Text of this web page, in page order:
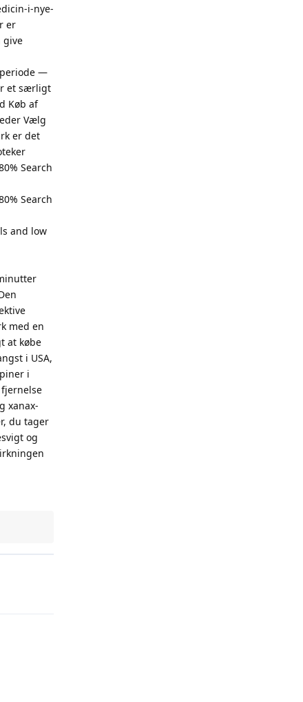
i-nye-
er
give
—
et særligt
Køb af
Vælg
er det
Search
Search
and low
med en
at købe
i USA,
i
xanax-
du tager
og